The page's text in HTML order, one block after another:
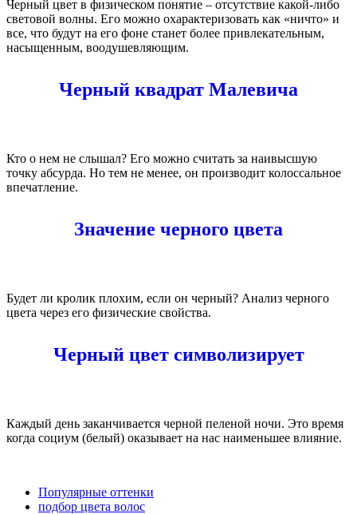
Черный цвет в физическом понятие – отсутствие какой-либо
световой волны. Его можно охарактеризовать как «ничто» и
все, что будут на его фоне станет более привлекательным,
насыщенным, воодушевляющим.
Черный квадрат Малевича
Кто о нем не слышал? Его можно считать за наивысшую
точку абсурда. Но тем не менее, он производит колоссальное
впечатление.
Значение черного цвета
Будет ли кролик плохим, если он черный? Анализ черного
цвета через его физические свойства.
Черный цвет символизирует
Каждый день заканчивается черной пеленой ночи. Это время
когда социум (белый) оказывает на нас наименьшее влияние.
Популярные оттенки
подбор цвета волос